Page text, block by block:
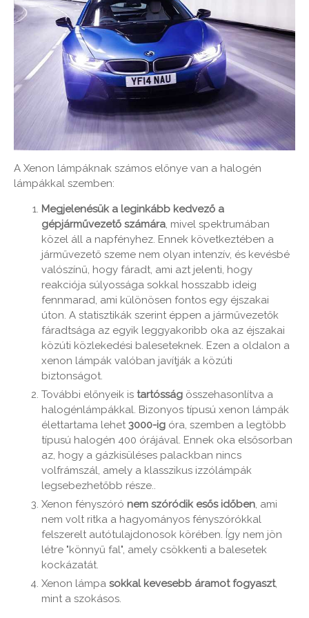
A Xenon lámpáknak számos előnye van a halogén
lámpákkal szemben:
Megjelenésük a leginkább kedvező a
gépjárművezető számára , mivel spektrumában
közel áll a napfényhez. Ennek következtében a
járművezető szeme nem olyan intenzív, és kevésbé
valószínű, hogy fáradt, ami azt jelenti, hogy
reakciója súlyossága sokkal hosszabb ideig
fennmarad, ami különösen fontos egy éjszakai
úton. A statisztikák szerint éppen a járművezetők
fáradtsága az egyik leggyakoribb oka az éjszakai
közúti közlekedési baleseteknek. Ezen a oldalon a
xenon lámpák valóban javítják a közúti
biztonságot.
További előnyeik is tartósság összehasonlítva a
halogénlámpákkal. Bizonyos típusú xenon lámpák
élettartama lehet 3000-ig óra, szemben a legtöbb
típusú halogén 400 órájával. Ennek oka elsősorban
az, hogy a gázkisüléses palackban nincs
volfrámszál, amely a klasszikus izzólámpák
legsebezhetőbb része..
Xenon fényszóró nem szóródik esős időben , ami
nem volt ritka a hagyományos fényszórókkal
felszerelt autótulajdonosok körében. Így nem jön
létre "könnyű fal", amely csökkenti a balesetek
kockázatát.
Xenon lámpa sokkal kevesebb áramot fogyaszt,
mint a szokásos.